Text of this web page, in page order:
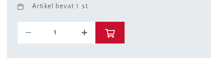
Artikel bevat 1 st